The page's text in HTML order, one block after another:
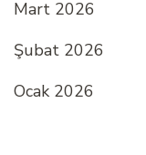
Mart 2026
Şubat 2026
Ocak 2026